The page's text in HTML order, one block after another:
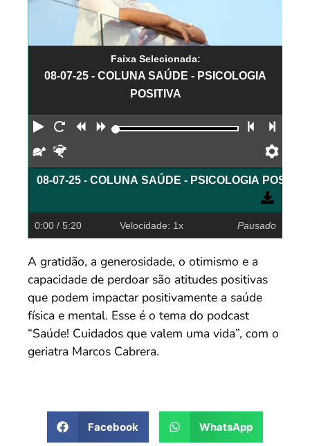
Faixa Selecionada:
08-07-25 - COLUNA SAÚDE - PSICOLOGIA
POSITIVA
Reproduzir
Reiniciar
Retroceder
Avançar Faixa
Devagar
08-07-25 - COLUNA SAÚDE - PSICOLOGIA
0:00 / 5:20 Velocidade: 1x Pausado
A gratidão, a generosidade, o otimismo e a
capacidade de perdoar são atitudes positivas
que podem impactar positivamente a saúde
física e mental. Esse é o tema do podcast
“Saúde! Cuidados que valem uma vida”, com o
geriatra Marcos Cabrera.
Facebook WhatsApp